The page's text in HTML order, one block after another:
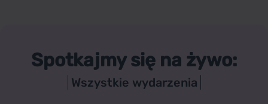
Spotkajmy się na żywo:
Wszystkie wydarzenia